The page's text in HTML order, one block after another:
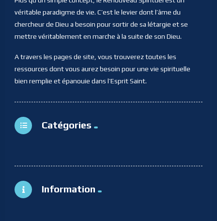
véritable paradigme de vie. C’est le levier dont l’âme du
chercheur de Dieu a besoin pour sortir de sa létargie et se
mettre véritablement en marche à la suite de son Dieu.
A travers les pages de site, vous trouverez toutes les
ressources dont vous aurez besoin pour une vie spirituelle
bien remplie et épanouie dans l’Esprit Saint.
Catégories
Information